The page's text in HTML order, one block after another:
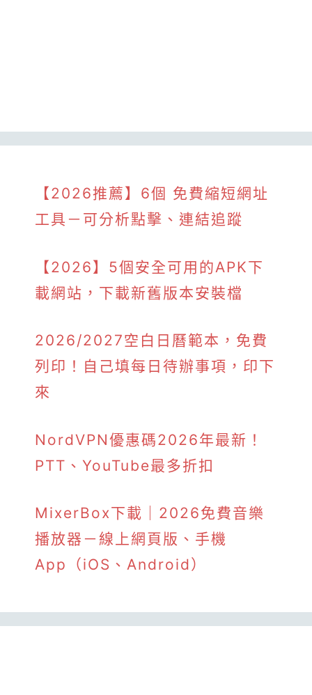
【2026推薦】6個 免費縮短網址
工具－可分析點擊、連結追蹤
【2026】5個安全可用的APK下
載網站，下載新舊版本安裝檔
2026/2027空白日曆範本，免費
列印！自己填每日待辦事項，印下
來
NordVPN優惠碼2026年最新！
PTT、YouTube最多折扣
MixerBox下載｜2026免費音樂
播放器－線上網頁版、手機
App（iOS、Android）